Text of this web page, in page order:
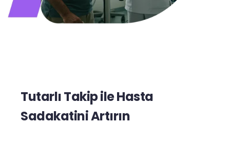
Tutarlı Takip ile Hasta
Sadakatini Artırın